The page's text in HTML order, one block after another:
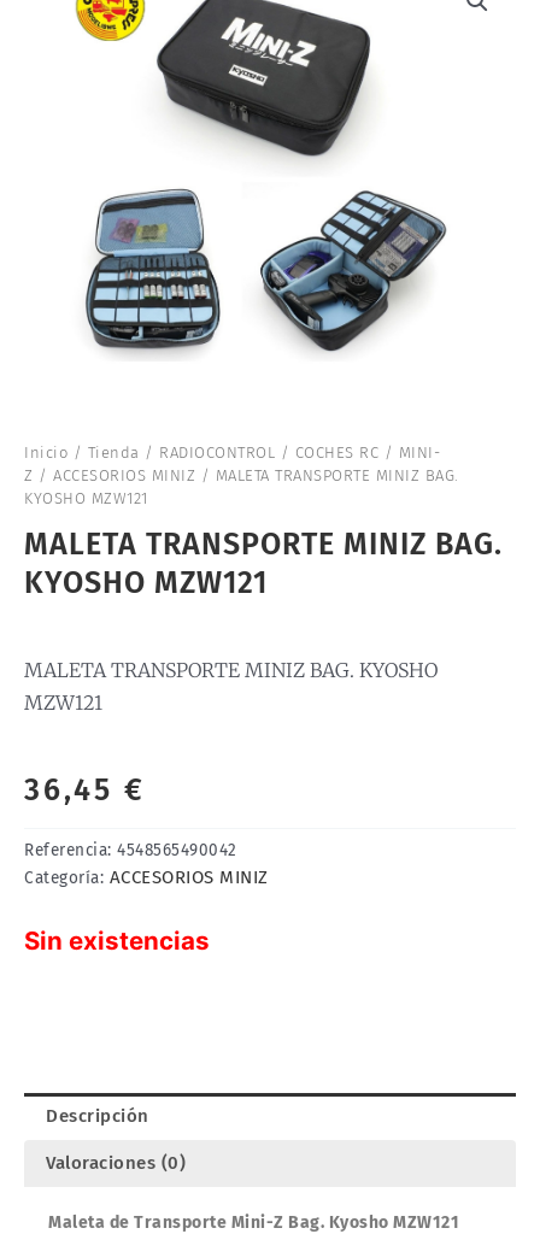
Inicio / Tienda / RADIOCONTROL / COCHES RC / MINI-
Z / ACCESORIOS MINIZ / MALETA TRANSPORTE MINIZ BAG.
KYOSHO MZW121
MALETA TRANSPORTE MINIZ BAG.
KYOSHO MZW121
MALETA TRANSPORTE MINIZ BAG. KYOSHO
MZW121
36,45 €
Referencia: 4548565490042
Categoría: ACCESORIOS MINIZ
Sin existencias
Descripción
Valoraciones (0)
Maleta de Transporte Mini-Z Bag. Kyosho MZW121